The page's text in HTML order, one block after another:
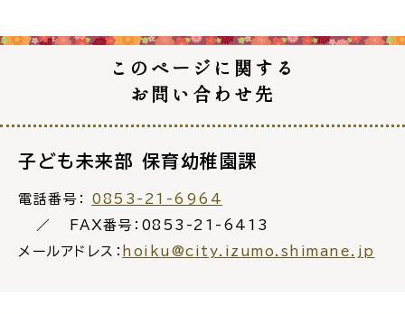
このページに関する
お問い合わせ先
子ども未来部 保育幼稚園課
電話番号： 0853-21-6964
FAX番号：0853-21-6413
メールアドレス： hoiku@city.izumo.shimane.jp